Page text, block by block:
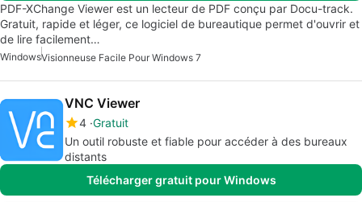
PDF-XChange Viewer est un lecteur de PDF conçu par Docu-track.
Gratuit, rapide et léger, ce logiciel de bureautique permet d'ouvrir et
de lire facilement…
WindowsVisionneuse Facile Pour Windows 7
VNC Viewer
4 Gratuit
Un outil robuste et fiable pour accéder à des bureaux
distants
Télécharger gratuit pour Windows